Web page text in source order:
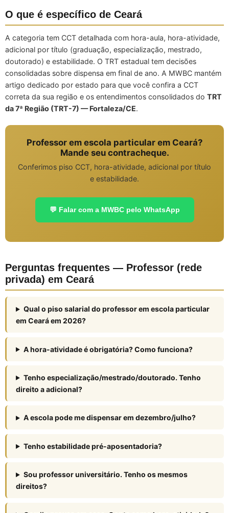
O que é específico de Ceará
A categoria tem CCT detalhada com hora-aula, hora-atividade,
adicional por título (graduação, especialização, mestrado,
doutorado) e estabilidade. O TRT estadual tem decisões
consolidadas sobre dispensa em final de ano. A MWBC mantém
artigo dedicado por estado para que você confira a CCT
correta da sua região e os entendimentos consolidados do TRT
da 7ª Região (TRT-7) — Fortaleza/CE.
Professor em escola particular em Ceará?
Mande seu contracheque.
Conferimos piso CCT, hora-atividade, adicional por título
e estabilidade.
💬 Falar com a MWBC pelo WhatsApp
Perguntas frequentes — Professor (rede
privada) em Ceará
Qual o piso salarial do professor em escola particular
em Ceará em 2026?
A hora-atividade é obrigatória? Como funciona?
Tenho especialização/mestrado/doutorado. Tenho
direito a adicional?
A escola pode me dispensar em dezembro/julho?
Tenho estabilidade pré-aposentadoria?
Sou professor universitário. Tenho os mesmos
direitos?